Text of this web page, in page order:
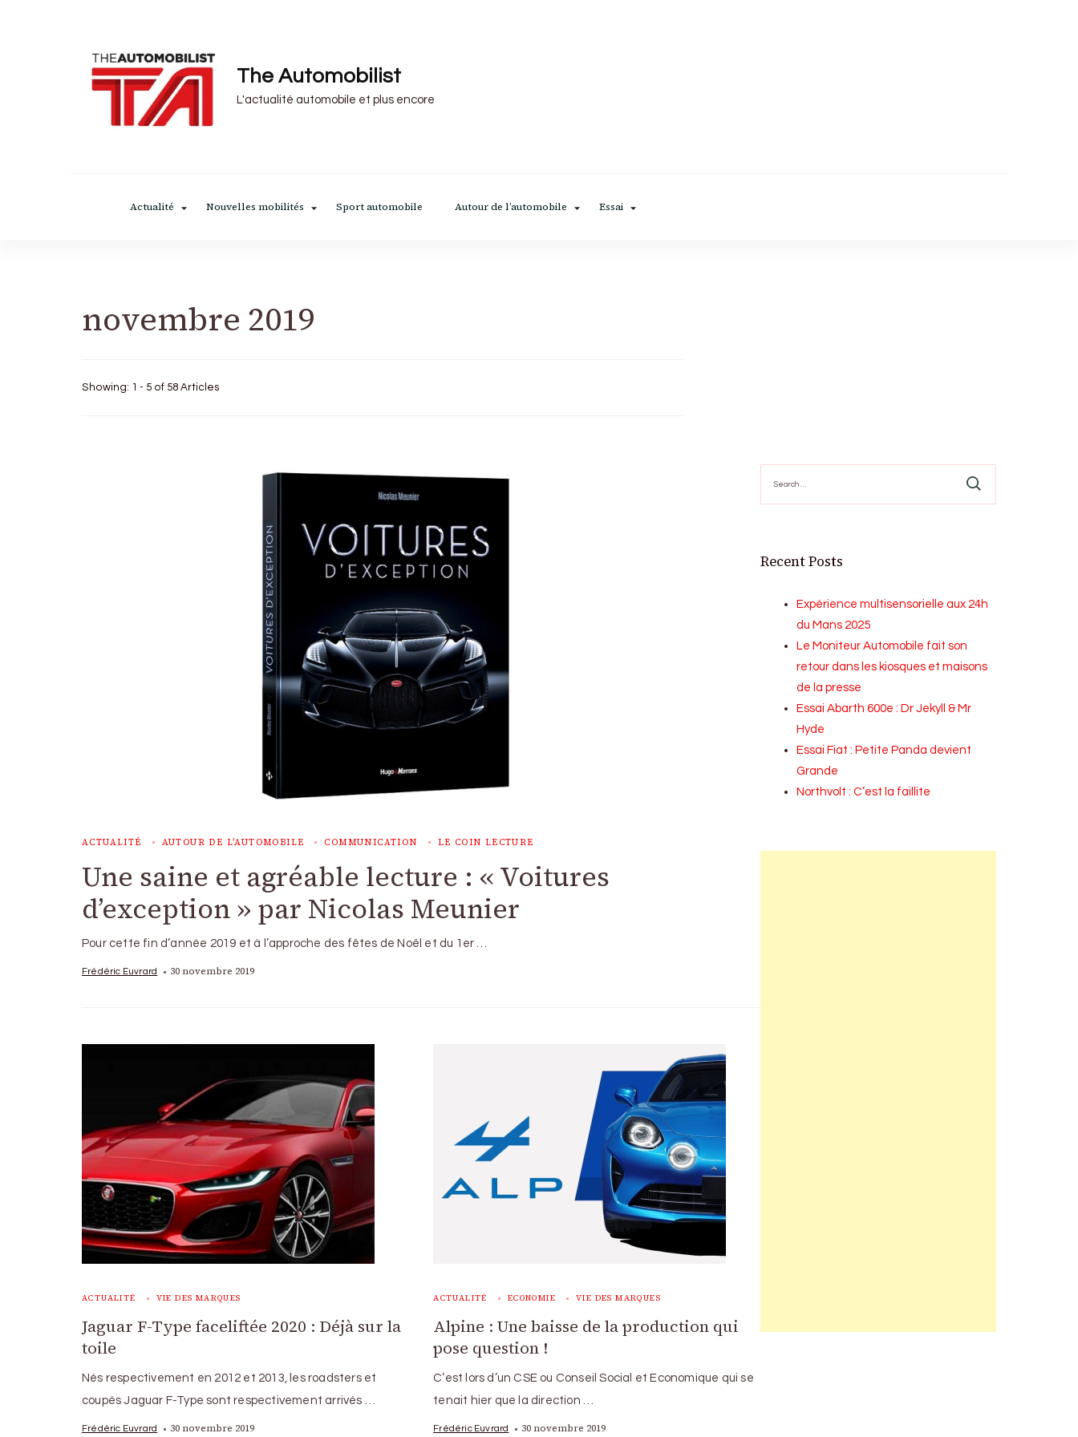
The Automobilist
L'actualité automobile et plus encore
Actualité Nouvelles mobilités Sport automobile Autour de l’automobile Essai
novembre 2019
Showing: 1 - 5 of 58 Articles
ACTUALITÉ AUTOUR DE L'AUTOMOBILE COMMUNICATION LE COIN LECTURE
Une saine et agréable lecture : « Voitures
d’exception » par Nicolas Meunier
Pour cette fin d’année 2019 et à l’approche des fêtes de Noël et du 1er …
Frédéric Euvrard 30 novembre 2019
ACTUALITÉ VIE DES MARQUES
Jaguar F-Type faceliftée 2020 : Déjà sur la
toile
Nés respectivement en 2012 et 2013, les roadsters et
coupés Jaguar F-Type sont respectivement arrivés …
Frédéric Euvrard 30 novembre 2019
ACTUALITÉ ECONOMIE VIE DES MARQUES
Alpine : Une baisse de la production qui
pose question !
C’est lors d’un CSE ou Conseil Social et Economique qui se
tenait hier que la direction …
Frédéric Euvrard 30 novembre 2019
for:
Recent Posts
Expérience multisensorielle aux 24h
du Mans 2025
Le Moniteur Automobile fait son
retour dans les kiosques et maisons
de la presse
Essai Abarth 600e : Dr Jekyll & Mr
Hyde
Essai Fiat : Petite Panda devient
Grande
Northvolt : C’est la faillite